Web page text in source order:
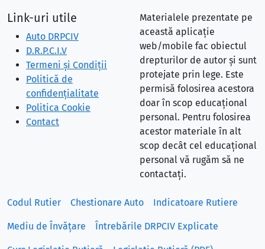
Link-uri utile
Auto DRPCIV
D.R.P.C.I.V
Termeni și Condiții
Politică de
confidențialitate
Politica Cookie
Contact
Materialele prezentate pe
această aplicație
web/mobile fac obiectul
drepturilor de autor și sunt
protejate prin lege. Este
permisă folosirea acestora
doar în scop educațional
personal. Pentru folosirea
acestor materiale în alt
scop decât cel educațional
personal vă rugăm să ne
contactați.
Codul Rutier Chestionare Auto Indicatoare Rutiere
Mediu de Învățare Întrebările DRPCIV Explicate